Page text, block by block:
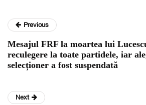
Previous
Mesajul FRF la moartea lui
reculegere la toate partidele, iar
selecționer a fost suspendată
Next